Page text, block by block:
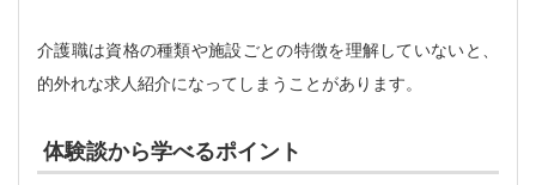
介護職は資格の種類や施設ごとの特徴を理解していないと、
的外れな求人紹介になってしまうことがあります。
体験談から学べるポイント